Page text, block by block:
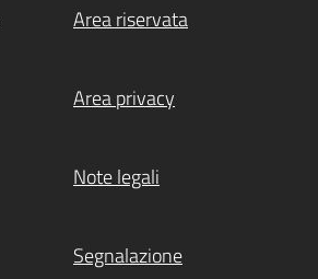
Area riservata
Area privacy
Note legali
Segnalazione